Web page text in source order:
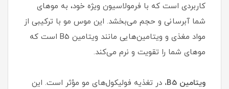
کاربردی است که با فرمولاسیون ویژه خود، به موهای
شما آبرسانی و حجم می‌بخشد. این موس مو با ترکیبی از
مواد مغذی و ویتامین‌هایی مانند ویتامین B5 است که
موهای شما را تقویت و نرم می‌کند.
ویتامین B5، در تغذیه فولیکول‌های مو مؤثر است. این